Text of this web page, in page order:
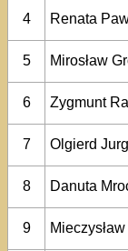
4
Renata
5
Mirosław
6
Zygmunt
7
Olgierd
8
Danuta
9